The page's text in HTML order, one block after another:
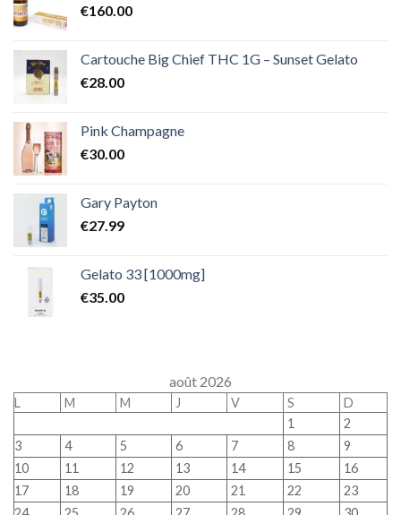
€160.00
Cartouche Big Chief THC 1G – Sunset Gelato
€28.00
Pink Champagne
€30.00
Gary Payton
€27.99
Gelato 33 [1000mg]
€35.00
août 2026
L M M J V S
D
1
2
3
4 5 6 7 8
9
10
11 12 13 14 15
16
17
18 19 20 21 22
23